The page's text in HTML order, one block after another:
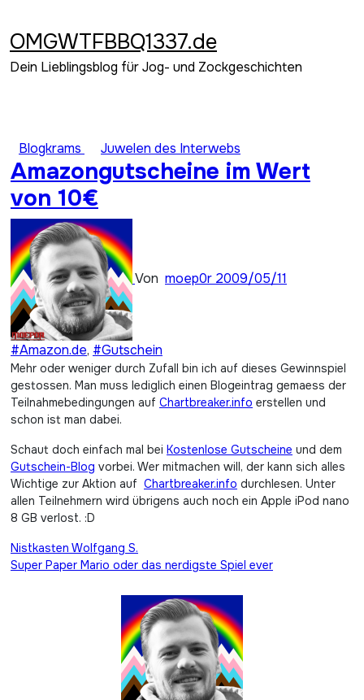
springen
OMGWTFBBQ1337.de
Dein Lieblingsblog für Jog- und Zockgeschichten
Blogkrams Juwelen des Interwebs
Amazongutscheine im Wert
von 10€
Von moep0r 2009/05/11
#Amazon.de, #Gutschein
Mehr oder weniger durch Zufall bin ich auf dieses Gewinnspiel
gestossen. Man muss lediglich einen Blogeintrag gemaess der
Teilnahmebedingungen auf Chartbreaker.info erstellen und
schon ist man dabei.
Schaut doch einfach mal bei Kostenlose Gutscheine und dem
Gutschein-Blog vorbei. Wer mitmachen will, der kann sich alles
Wichtige zur Aktion auf Chartbreaker.info durchlesen. Unter
allen Teilnehmern wird übrigens auch noch ein Apple iPod nano
8 GB verlost. :D
Beitragsnavigation
Nistkasten Wolfgang S.
Super Paper Mario oder das nerdigste Spiel ever